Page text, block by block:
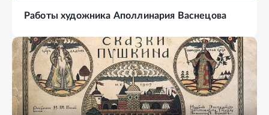
Работы художника Аполлинария Васнецова